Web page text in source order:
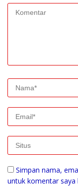
Simpan nama,
untuk komentar saya